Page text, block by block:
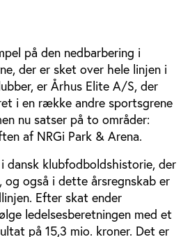
på den nedbarbering i
der er sket over hele linjen i
er Århus Elite A/S, der
i en række andre sportsgrene
nu satser på to områder:
af NRGi Park & Arena.
dansk klubfodboldshistorie, der
også i dette årsregnskab er
Efter skat ender
ledelsesberetningen med et
på 15,3 mio. kroner. Det er